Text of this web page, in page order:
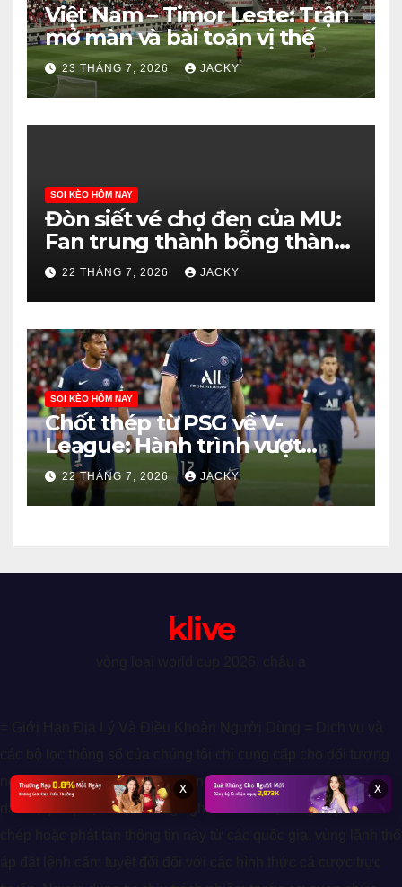
Việt Nam – Timor Leste: Trận
mở màn và bài toán vị thế
23 THÁNG 7, 2026 JACKY
SOI KÈO HÔM NAY
Đòn siết vé chợ đen của MU:
Fan trung thành bỗng thành
‘tội đồ’?
22 THÁNG 7, 2026 JACKY
SOI KÈO HÔM NAY
Chốt thép từ PSG về V-
League: Hành trình vượt
nghịch cảnh của tân binh
Nam Định
22 THÁNG 7, 2026 JACKY
klive
người dùng từ đủ 18 tuổi trở lên, có đầy đủ năng lực hành vi
dân sự pháp định. Hệ thống nghiêm cấm việc truy cập, sao
x x